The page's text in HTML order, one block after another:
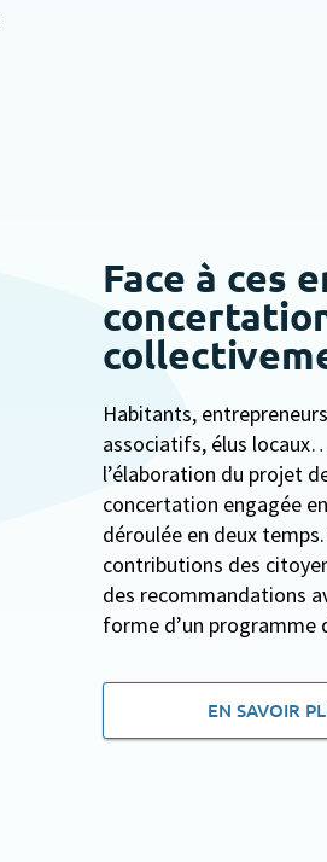
Face à ces
Habitants,
associatifs, élus
l’élaboration du projet
concertation engagée
déroulée en deux
contributions des
des recommandations
forme d’un programme
EN SAVOIR